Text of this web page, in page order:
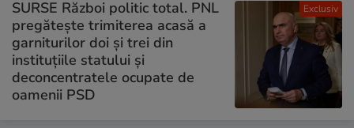
Exclusiv
SURSE Război politic total. PNL
pregătește trimiterea acasă a
garniturilor doi și trei din
instituțiile statului și
deconcentratele ocupate de
oamenii PSD